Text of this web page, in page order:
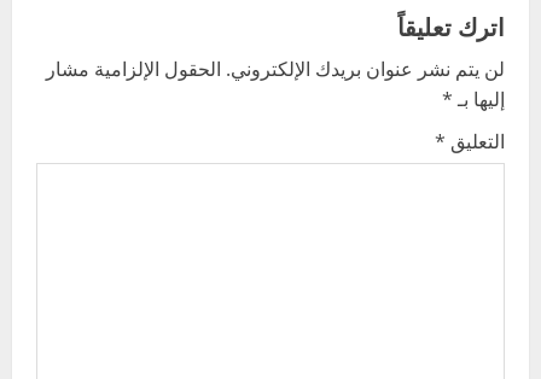
a
v
i
اترك تعليقاً
لن يتم نشر عنوان بريدك الإلكتروني. الحقول الإلزامية مشار
إليها بـ*
التعليق *